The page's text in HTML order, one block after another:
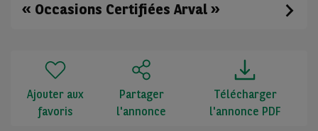
« Occasions Certifiées Arval »
Ajouter aux
favoris
Partager
l'annonce
Télécharger
l'annonce PDF